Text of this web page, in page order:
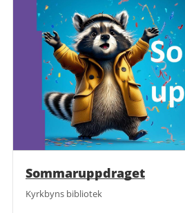
Sommaruppdraget
Kyrkbyns bibliotek